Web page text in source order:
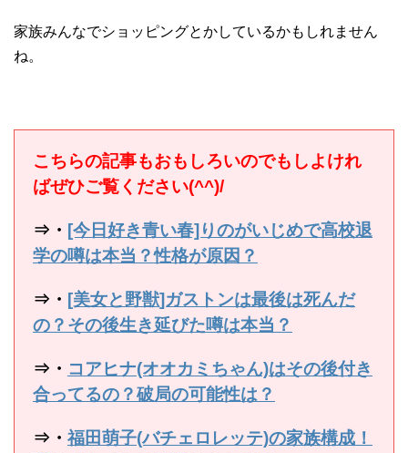
家族みんなでショッピングとかしているかもしれません
ね。
こちらの記事もおもしろいのでもしよけれ
ばぜひご覧ください(^^)/
⇒・ [今日好き青い春]りのがいじめで高校退
学の噂は本当？性格が原因？
⇒・ [美女と野獣]ガストンは最後は死んだ
の？その後生き延びた噂は本当？
⇒・ コアヒナ(オオカミちゃん)はその後付き
合ってるの？破局の可能性は？
⇒・ 福田萌子(バチェロレッテ)の家族構成！